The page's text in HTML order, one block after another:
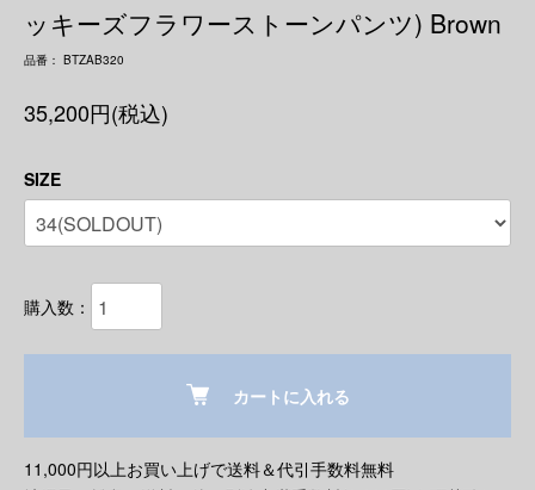
ッキーズフラワーストーンパンツ) Brown
品番： BTZAB320
35,200円(税込)
SIZE
購入数：
カートに入れる
11,000円以上お買い上げで送料＆代引手数料無料